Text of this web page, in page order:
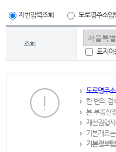
지번입력조회 도로명주소입
조회
토지
도로명주
한 번의 검
본 부동산
재산권행
기본개요
기본정보